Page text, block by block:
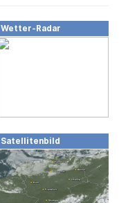
Wetter-Radar
Satellitenbild